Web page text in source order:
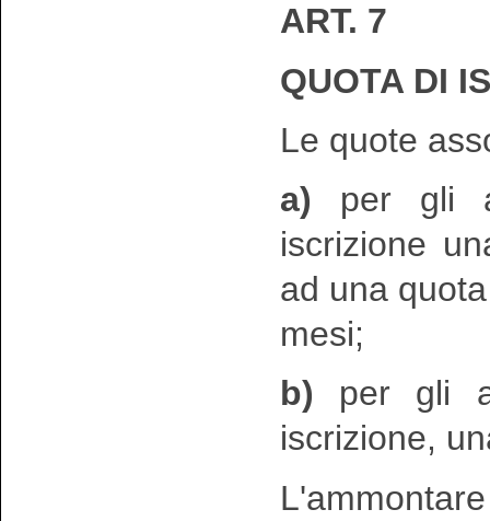
ART. 7
QUOTA DI
Le quote
a) per gli
iscrizione
ad una
mesi;
b) per gli
iscrizione,